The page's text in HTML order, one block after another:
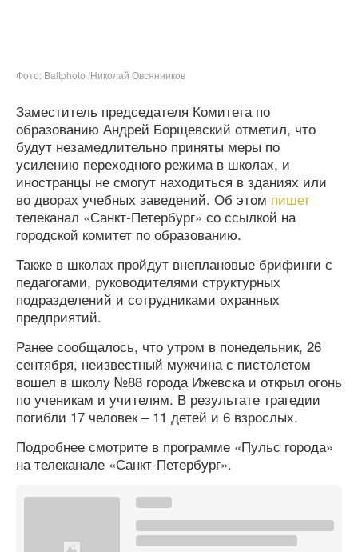
Фото: Baltphoto /Николай Овсянников
Заместитель председателя Комитета по
образованию Андрей Борщевский отметил, что
будут незамедлительно приняты меры по
усилению переходного режима в школах, и
иностранцы не смогут находиться в зданиях или
во дворах учебных заведений. Об этом пишет
телеканал «Санкт-Петербург» со ссылкой на
городской комитет по образованию.
Также в школах пройдут внеплановые брифинги с
педагогами, руководителями структурных
подразделений и сотрудниками охранных
предприятий.
Ранее сообщалось, что утром в понедельник, 26
сентября, неизвестный мужчина с пистолетом
вошел в школу №88 города Ижевска и открыл огонь
по ученикам и учителям. В результате трагедии
погибли 17 человек – 11 детей и 6 взрослых.
Подробнее смотрите в программе «Пульс города»
на телеканале «Санкт-Петербург».